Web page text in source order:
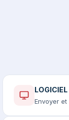
Envoyer